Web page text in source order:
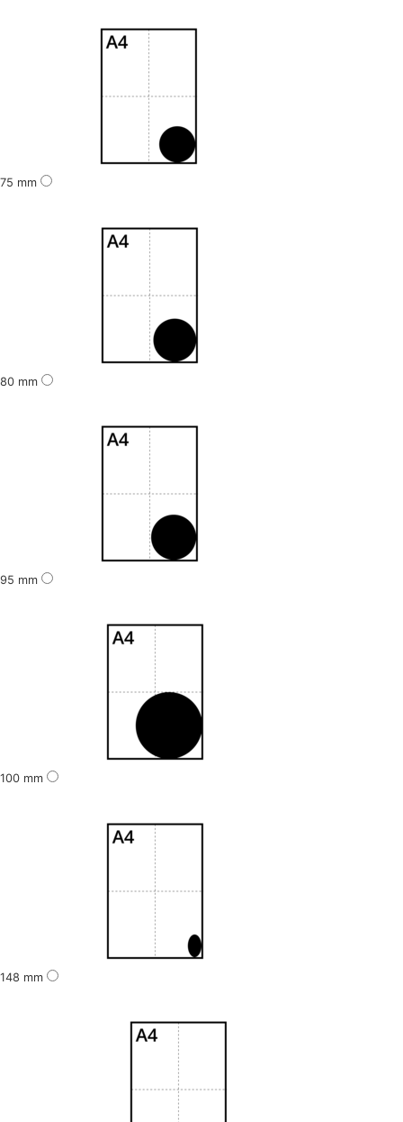
75 mm
80 mm
95 mm
100 mm
148 mm